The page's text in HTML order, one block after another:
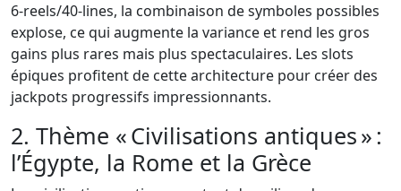
6‑reels/40‑lines, la combinaison de symboles possibles
explose, ce qui augmente la variance et rend les gros
gains plus rares mais plus spectaculaires. Les slots
épiques profitent de cette architecture pour créer des
jackpots progressifs impressionnants.
2. Thème « Civilisations antiques » :
l’Égypte, la Rome et la Grèce